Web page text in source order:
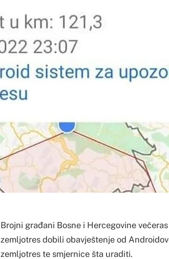
Brojni građani Bosne i Hercegovine
zemljotres dobili obavještenje od
zemljotres te smjernice šta uraditi.